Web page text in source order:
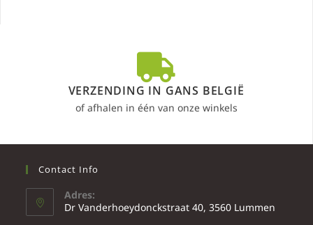
VERZENDING IN GANS BELGIË
of afhalen in één van onze winkels
Contact Info
Adres:
Dr Vanderhoeydonckstraat 40, 3560 Lummen